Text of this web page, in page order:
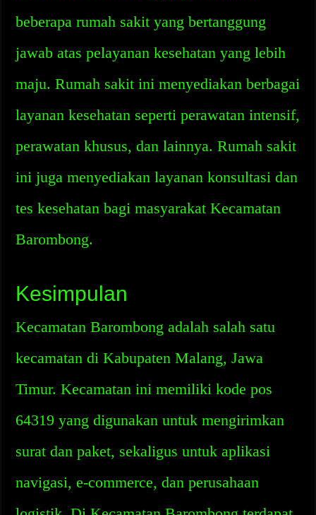
beberapa rumah sakit yang bertanggung
jawab atas pelayanan kesehatan yang lebih
maju. Rumah sakit ini menyediakan berbagai
layanan kesehatan seperti perawatan intensif,
perawatan khusus, dan lainnya. Rumah sakit
ini juga menyediakan layanan konsultasi dan
tes kesehatan bagi masyarakat Kecamatan
Barombong.
Kesimpulan
Kecamatan Barombong adalah salah satu
kecamatan di Kabupaten Malang, Jawa
Timur. Kecamatan ini memiliki kode pos
64319 yang digunakan untuk mengirimkan
surat dan paket, sekaligus untuk aplikasi
navigasi, e-commerce, dan perusahaan